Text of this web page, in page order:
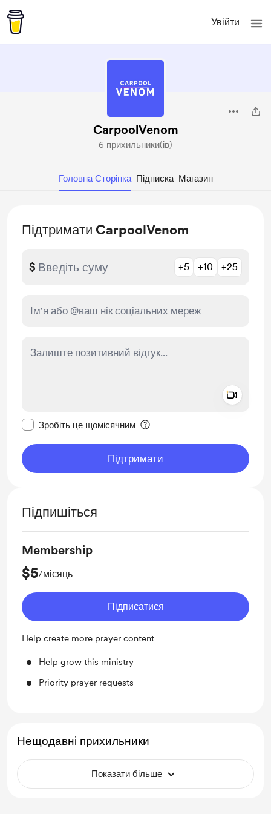
Увійти
CarpoolVenom
6 прихильники(ів)
Головна Сторінка Підписка Магазин
Підтримати CarpoolVenom
$ +5 +10 +25
Зробіть це щомісячним
Підтримати
Підпишіться
Membership
$5/місяць
Підписатися
Help create more prayer content
Help grow this ministry
Priority prayer requests
Нещодавні прихильники
Показати більше